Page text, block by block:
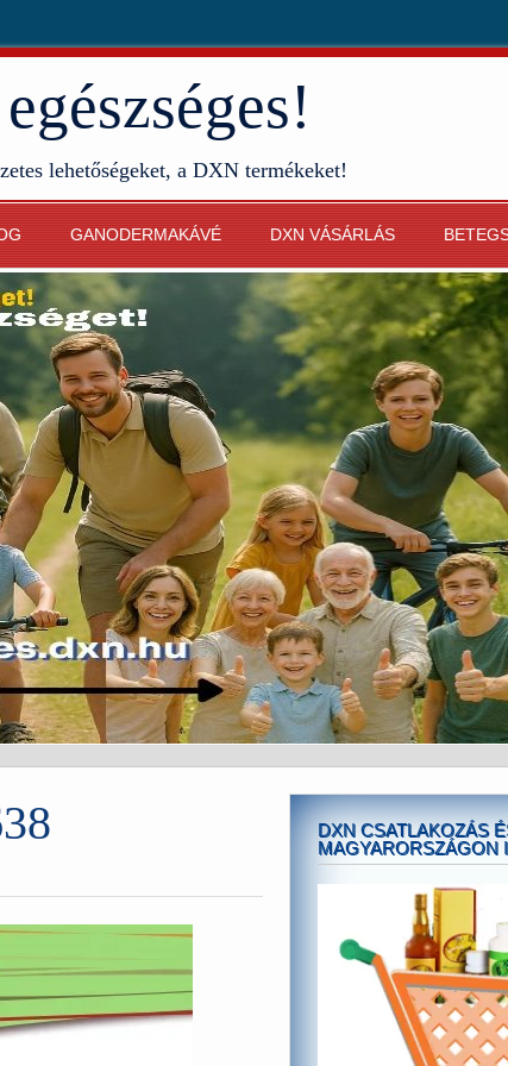
lehetőségeket, a DXN termékeket!
GANODERMAKÁVÉ DXN VÁSÁRLÁS
DXN CSATLAKOZÁS
MAGYARORSZÁGON